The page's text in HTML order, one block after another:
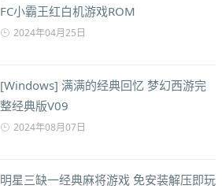
FC小霸王红白机游戏ROM
2024年04月25日
[Windows] 满满的经典回忆 梦幻西游完
整经典版V09
2024年08月07日
明星三缺一经典麻将游戏 免安装解压即玩